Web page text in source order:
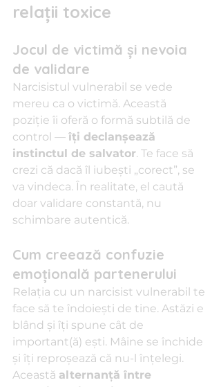
relații toxice
Jocul de victimă și nevoia
de validare
Narcisistul vulnerabil se vede
mereu ca o victimă. Această
poziție îi oferă o formă subtilă de
control — îți declanșează
instinctul de salvator. Te face să
crezi că dacă îl iubești „corect”, se
va vindeca. În realitate, el caută
doar validare constantă, nu
schimbare autentică.
Cum creează confuzie
emoțională partenerului
Relația cu un narcisist vulnerabil te
face să te îndoiești de tine. Astăzi e
blând și îți spune cât de
important(ă) ești. Mâine se închide
și îți reproșează că nu-l înțelegi.
Această alternanță între